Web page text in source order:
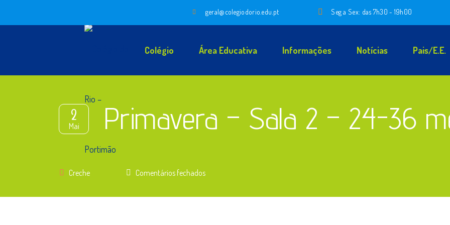
geral@colegiodorio.edu.pt Seg a Sex: das 7h30 - 19h00
Colégio Área Educativa Informações Notícias Pais/E.E.
2
Mai Primavera – Sala 2 – 24-36
Creche Comentários fechadosem